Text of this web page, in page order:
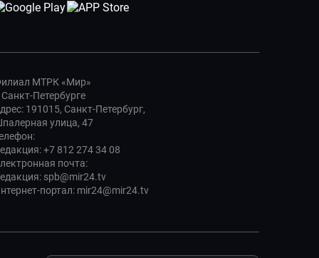
МТРК «Мир»
Санкт-Петербурге
191015, Санкт-Петербург,
улица, 47
+7 812 274 34 08
почта:
spb@mir24.tv
портал: mir24@mir24.tv